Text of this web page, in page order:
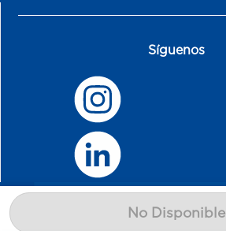
No Disponible
Síguenos